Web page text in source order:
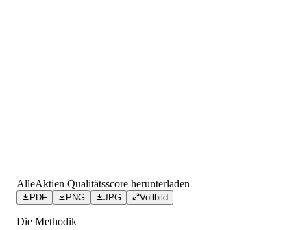
AlleAktien Qualitätsscore herunterladen
PDF PNG JPG Vollbild
Die Methodik